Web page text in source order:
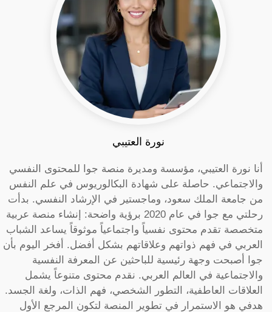
نورة العتيبي
أنا نورة العتيبي، مؤسسة ومديرة منصة جوا للمحتوى النفسي
والاجتماعي. حاصلة على شهادة البكالوريوس في علم النفس
من جامعة الملك سعود، وماجستير في الإرشاد النفسي. بدأت
رحلتي مع جوا في عام 2020 برؤية واضحة: إنشاء منصة عربية
متخصصة تقدم محتوى نفسياً واجتماعياً موثوقاً يساعد الشباب
العربي في فهم ذواتهم وعلاقاتهم بشكل أفضل. أفخر اليوم بأن
جوا أصبحت وجهة رئيسية للباحثين عن المعرفة النفسية
والاجتماعية في العالم العربي. نقدم محتوى متنوعاً يشمل
العلاقات العاطفية، التطور الشخصي، فهم الذات، ولغة الجسد.
هدفي هو الاستمرار في تطوير المنصة لتكون المرجع الأول